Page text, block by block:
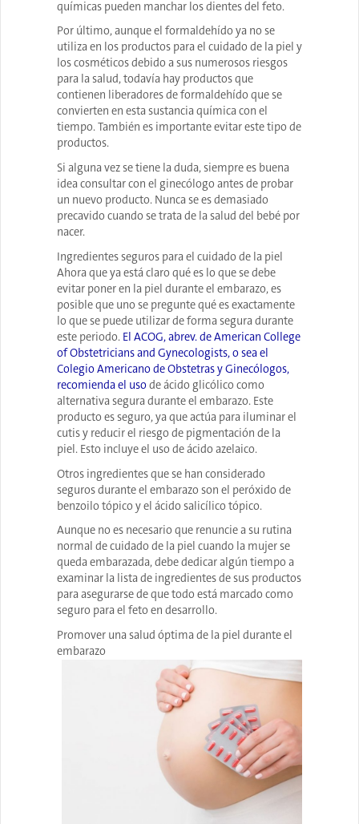
químicas pueden manchar los dientes del feto.
Por último, aunque el formaldehído ya no se
utiliza en los productos para el cuidado de la piel y
los cosméticos debido a sus numerosos riesgos
para la salud, todavía hay productos que
contienen liberadores de formaldehído que se
convierten en esta sustancia química con el
tiempo. También es importante evitar este tipo de
productos.
Si alguna vez se tiene la duda, siempre es buena
idea consultar con el ginecólogo antes de probar
un nuevo producto. Nunca se es demasiado
precavido cuando se trata de la salud del bebé por
nacer.
Ingredientes seguros para el cuidado de la piel
Ahora que ya está claro qué es lo que se debe
evitar poner en la piel durante el embarazo, es
posible que uno se pregunte qué es exactamente
lo que se puede utilizar de forma segura durante
este periodo. El ACOG, abrev. de American College
of Obstetricians and Gynecologists, o sea el
Colegio Americano de Obstetras y Ginecólogos,
recomienda el usode ácido glicólico como
alternativa segura durante el embarazo. Este
producto es seguro, ya que actúa para iluminar el
cutis y reducir el riesgo de pigmentación de la
piel. Esto incluye el uso de ácido azelaico.
Otros ingredientes que se han considerado
seguros durante el embarazo son el peróxido de
benzoilo tópico y el ácido salicílico tópico.
Aunque no es necesario que renuncie a su rutina
normal de cuidado de la piel cuando la mujer se
queda embarazada, debe dedicar algún tiempo a
examinar la lista de ingredientes de sus productos
para asegurarse de que todo está marcado como
seguro para el feto en desarrollo.
Promover una salud óptima de la piel durante el
embarazo